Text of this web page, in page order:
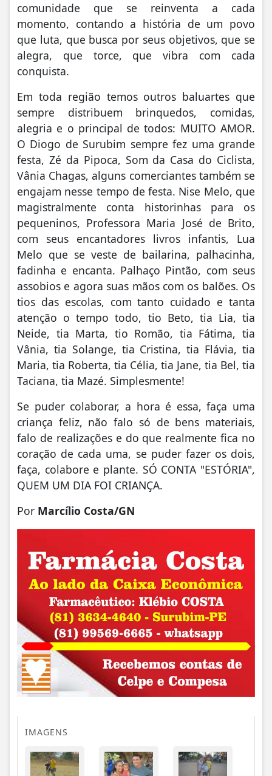
comunidade que se reinventa a cada
momento, contando a história de um povo
que luta, que busca por seus objetivos, que se
alegra, que torce, que vibra com cada
conquista.
Em toda região temos outros baluartes que
sempre distribuem brinquedos, comidas,
alegria e o principal de todos: MUITO AMOR.
O Diogo de Surubim sempre fez uma grande
festa, Zé da Pipoca, Som da Casa do Ciclista,
Vânia Chagas, alguns comerciantes também se
engajam nesse tempo de festa. Nise Melo, que
magistralmente conta historinhas para os
pequeninos, Professora Maria José de Brito,
com seus encantadores livros infantis, Lua
Melo que se veste de bailarina, palhacinha,
fadinha e encanta. Palhaço Pintão, com seus
assobios e agora suas mãos com os balões. Os
tios das escolas, com tanto cuidado e tanta
atenção o tempo todo, tio Beto, tia Lia, tia
Neide, tia Marta, tio Romão, tia Fátima, tia
Vânia, tia Solange, tia Cristina, tia Flávia, tia
Maria, tia Roberta, tia Célia, tia Jane, tia Bel, tia
Taciana, tia Mazé. Simplesmente!
Se puder colaborar, a hora é essa, faça uma
criança feliz, não falo só de bens materiais,
falo de realizações e do que realmente fica no
coração de cada uma, se puder fazer os dois,
faça, colabore e plante. SÓ CONTA "ESTÓRIA",
QUEM UM DIA FOI CRIANÇA.
Por Marcílio Costa/GN
IMAGENS